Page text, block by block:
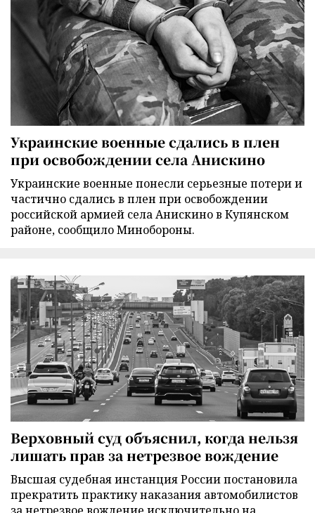
Украинские военные сдались в плен
при освобождении села Анискино
Украинские военные понесли серьезные потери и
частично сдались в плен при освобождении
российской армией села Анискино в Купянском
районе, сообщило Минобороны.
Верховный суд объяснил, когда нельзя
лишать прав за нетрезвое вождение
Высшая судебная инстанция России постановила
прекратить практику наказания автомобилистов